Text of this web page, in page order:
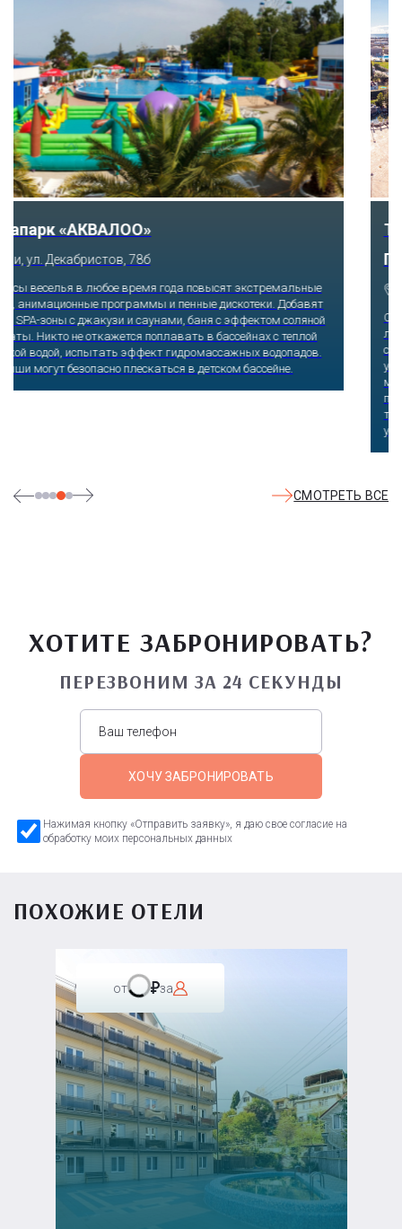
Тематический парк развлечений «Сочи
Парк»
Сочи, Олимпийский проспект, 21
Оказавшись здесь, словно попадаешь в сказку: встречаешь
любимых героев русского фольклора, получаешь возможность
сколько душе угодно кататься на аттракционах европейского
уровня. Гости участвуют в увлекательных квестах и творческих
СМОТРЕТЬ ВСЕ
ХОТИТЕ ЗАБРОНИРОВАТЬ?
ПЕРЕЗВОНИМ ЗА 24 СЕКУНДЫ
ХОЧУ ЗАБРОНИРОВАТЬ
Нажимая кнопку «Отправить заявку», я даю свое согласие на
обработку моих персональных данных
ПОХОЖИЕ ОТЕЛИ
от за